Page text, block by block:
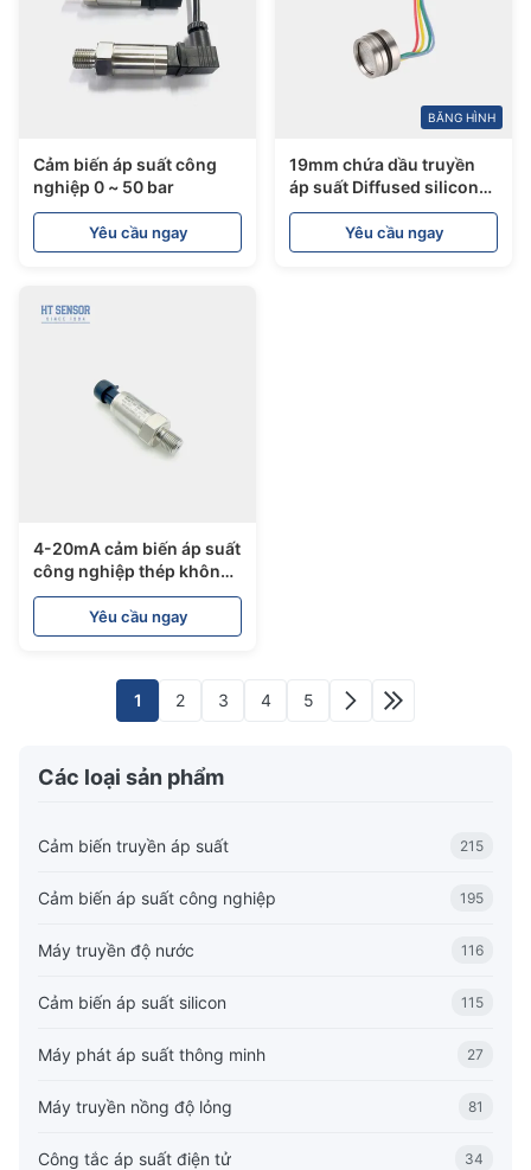
Cảm biến áp suất công
nghiệp 0 ~ 50 bar
Yêu cầu ngay
BĂNG HÌNH
19mm chứa dầu truyền
áp suất Diffused silicon
truyền áp suất nước dầu
thử nghiệmYêu cầu ngay
4-20mA cảm biến áp suất
công nghiệp thép không
gỉ cảm biến áp suất dầu
khí hệ thống thủy lực
Yêu cầu ngay
1 2 3 4 5
Các loại sản phẩm
Cảm biến truyền áp suất 215
Cảm biến áp suất công nghiệp 195
Máy truyền độ nước 116
Cảm biến áp suất silicon 115
Máy phát áp suất thông minh 27
Máy truyền nồng độ lỏng 81
Công tắc áp suất điện tử 34